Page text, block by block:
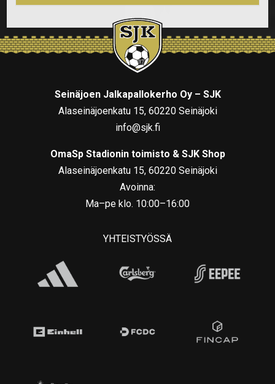
Seinäjoen Jalkapallokerho Oy – SJK
Alaseinäjoenkatu 15, 60220 Seinäjoki
info@sjk.fi
OmaSp Stadionin toimisto & SJK Shop
Alaseinäjoenkatu 15, 60220 Seinäjoki
Avoinna:
Ma–pe klo. 10:00–16:00
YHTEISTYÖSSÄ